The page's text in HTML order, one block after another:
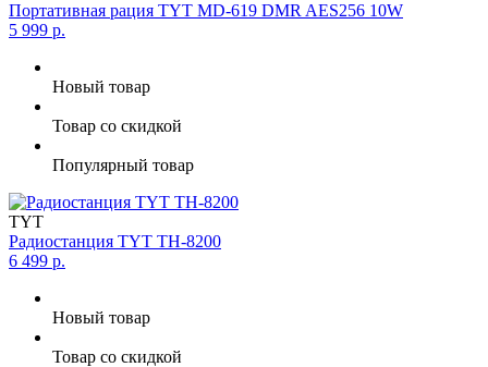
Портативная рация TYT MD-619 DMR AES256 10W
5 999 р.
Новый товар
Товар со скидкой
Популярный товар
TYT
Радиостанция TYT TH-8200
6 499 р.
Новый товар
Товар со скидкой